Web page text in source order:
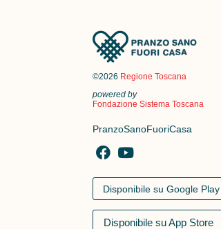
©2026 Regione Toscana
powered by
Fondazione Sistema Toscana
PranzoSanoFuoriCasa
Disponibile su Google Play
Disponibile su App Store